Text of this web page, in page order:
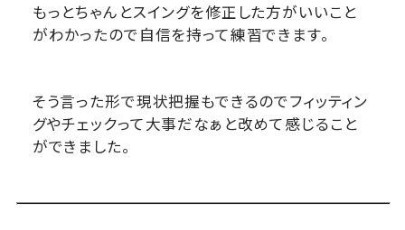
もっとちゃんとスイングを修正した方がいいこと
がわかったので自信を持って練習できます。
そう言った形で現状把握もできるのでフィッティン
グやチェックって大事だなぁと改めて感じること
ができました。